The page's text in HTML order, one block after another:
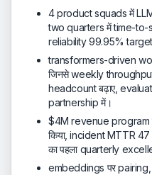
4 product squads में
two quarters में time-to-
reliability 99.95%
transformers-driven
जिनसे weekly throughput
headcount बढ़ाए,
partnership में।
$4M revenue program
किया, incident MTTR 47
का पहला quarterly
embeddings पर